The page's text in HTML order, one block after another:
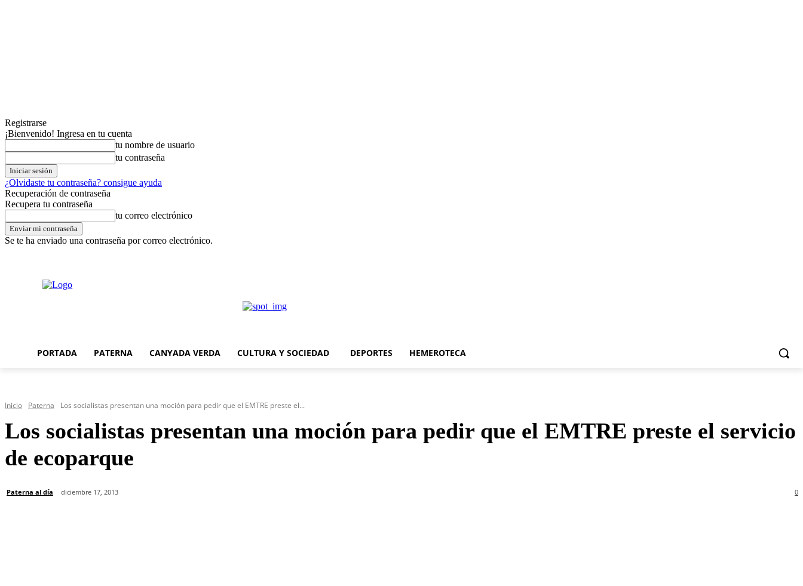
Registrarse
¡Bienvenido! Ingresa en tu cuenta
tu nombre de usuario
tu contraseña
¿Olvidaste tu contraseña? consigue ayuda
Recuperación de contraseña
Recupera tu contraseña
tu correo electrónico
Se te ha enviado una contraseña por correo electrónico.
PORTADA PATERNA CANYADA VERDA CULTURA Y SOCIEDAD DEPORTES HEMEROTECA
Inicio Paterna Los socialistas presentan una moción para pedir que el EMTRE preste el...
Los socialistas presentan una moción para pedir que el EMTRE preste el servicio
de ecoparque
Paterna al día diciembre 17, 2013 0